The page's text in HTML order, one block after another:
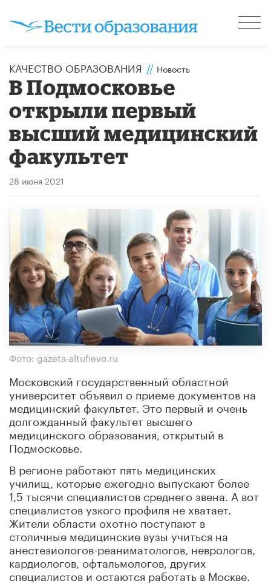
КАЧЕСТВО ОБРАЗОВАНИЯ // Новость
В Подмосковье
открыли первый
высший медицинский
факультет
28 июня 2021
Фото: gazeta-altufievo.ru
Московский государственный областной
университет объявил о приеме документов на
медицинский факультет. Это первый и очень
долгожданный факультет высшего
медицинского образования, открытый в
Подмосковье.
В регионе работают пять медицинских
училищ, которые ежегодно выпускают более
1,5 тысячи специалистов среднего звена. А вот
специалистов узкого профиля не хватает.
Жители области охотно поступают в
столичные медицинские вузы учиться на
анестезиологов-реаниматологов, неврологов,
кардиологов, офтальмологов, других
специалистов и остаются работать в Москве.